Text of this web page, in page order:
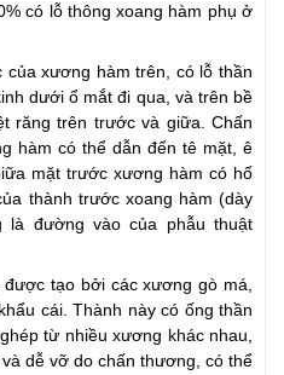
có lỗ thông xoang hàm phụ ở
xương hàm trên, có lỗ thần
dưới ổ mắt đi qua, và trên bề
răng trên trước và giữa. Chấn
hàm có thể dẫn đến tê mặt, ê
mặt trước xương hàm có hố
thành trước xoang hàm (dày
là đường vào của phẫu thuật
tạo bởi các xương gò má,
cái. Thành này có ống thần
từ nhiều xương khác nhau,
dễ vỡ do chấn thương, có thể